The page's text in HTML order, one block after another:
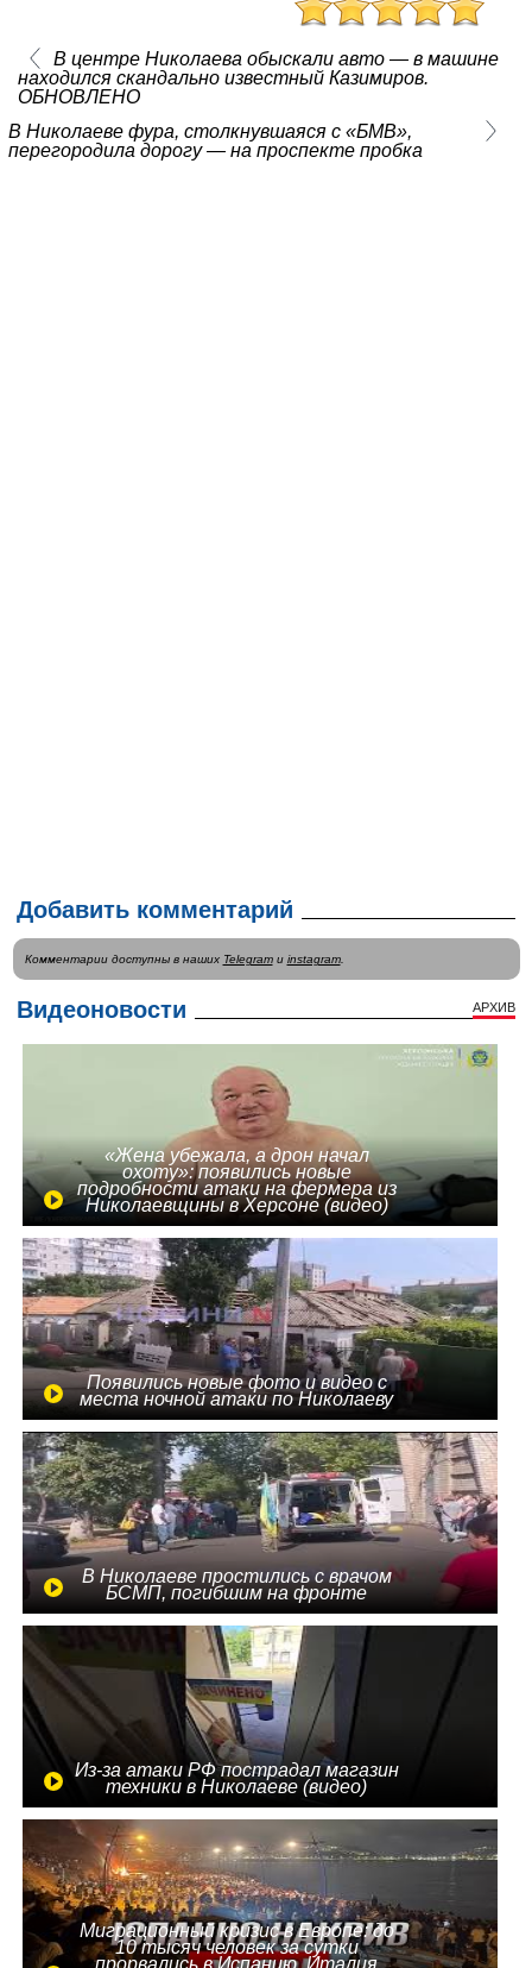
В центре Николаева обыскали авто — в машине
находился скандально известный Казимиров.
ОБНОВЛЕНО
В Николаеве фура, столкнувшаяся с «БМВ»,
перегородила дорогу — на проспекте пробка
Добавить комментарий
Комментарии доступны в наших Telegramи instagram.
Видеоновости АРХИВ
«Жена убежала, а дрон начал
охоту»: появились новые
подробности атаки на фермера из
Николаевщины в Херсоне (видео)
Появились новые фото и видео с
места ночной атаки по Николаеву
В Николаеве простились с врачом
БСМП, погибшим на фронте
Из-за атаки РФ пострадал магазин
техники в Николаеве (видео)
Миграционный кризис в Европе: до
10 тысяч человек за сутки